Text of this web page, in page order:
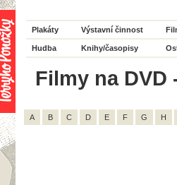
Plakáty Výstavní činnost
Hudba Knihy/časopisy
Filmy na DVD
A B C D E F G H